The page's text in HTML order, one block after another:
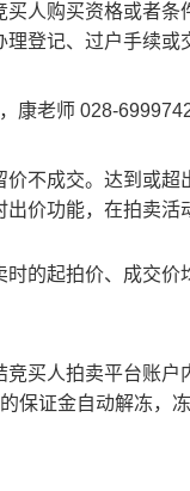
买人购买资格或者
登记、过户手续
，康老师 028-
不成交。达到或
价功能，在拍卖活
时的起拍价、成交价
买人拍卖平台账户
保证金自动解冻，